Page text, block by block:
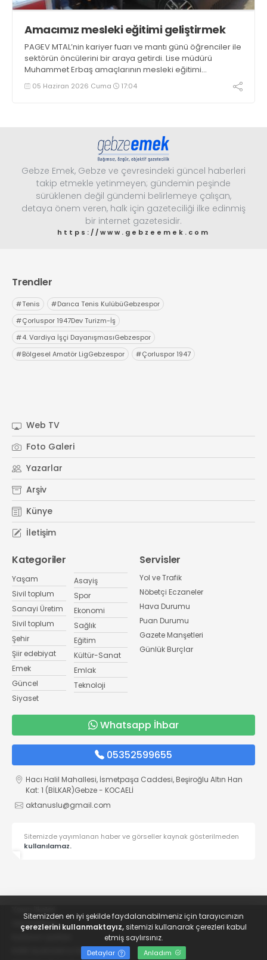
Amacımız mesleki eğitimi geliştirmek
PAGEV MTAL’nin kariyer fuarı ve mantı günü öğrenciler ile
sektörün öncülerini bir araya getirdi. Lise müdürü
Muhammet Erbaş amaçlarının mesleki eğitimi
geliştirmek olduğunu söyledi. Günün gözdesi, iki ay önce
Karea Fit’i üreten Karel Kalıp oldu
05 Haziran 2026 Cuma 17:04
Gebze Emek, Gebze ve çevresindeki güncel haberleri
takip etmekle yetinmeyen; gündemin peşinde
sürüklenen değil gündemi belirlemeye çalışan,
detaya önem veren, halk için gazeteciliği ilke edinmiş
bir internet gazetesidir.
https://www.gebzeemek.com
Trendler
#Tenis #Darıca Tenis KulübüGebzespor
#Çorluspor 1947Dev Turizm-İş
#4. Vardiya İşçi DayanışmasıGebzespor
#Bölgesel Amatör LigGebzespor #Çorluspor 1947
Web TV
Foto Galeri
Yazarlar
Arşiv
Künye
İletişim
Kategoriler
Yaşam
Sivil toplum
Sanayi Üretim
Sivil toplum
Şehir
Şiir edebiyat
Emek
Güncel
Siyaset
Asayiş
Spor
Ekonomi
Sağlık
Eğitim
Kültür-Sanat
Emlak
Teknoloji
Servisler
Yol ve Trafik
Nöbetçi Eczaneler
Hava Durumu
Puan Durumu
Gazete Manşetleri
Günlük Burçlar
Whatsapp İhbar
05352599655
Hacı Halil Mahallesi, İsmetpaşa Caddesi, Beşiroğlu Altın Han
Kat: 1 (BİLKAR)Gebze - KOCAELİ
aktanuslu@gmail.com
Sitemizde yayımlanan haber ve görseller kaynak gösterilmeden
kullanılamaz.
Veri Politikası
KVKK Aydınlatma Metni
Sitemizden en iyi şekilde faydalanabilmeniz için tarayıcınızın
çerezlerini kullanmaktayız,sitemizi kullanarak çerezleri kabul
etmiş saylırsınız.
Detaylar Anladım